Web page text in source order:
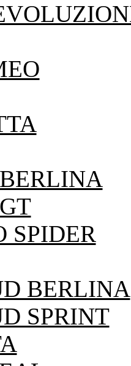
SPIDER
BERLINA
SPRINT